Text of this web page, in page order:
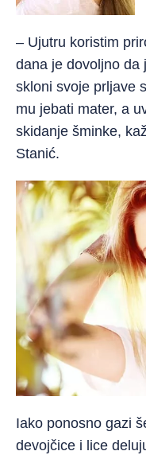
– Ujutru koristim
dana je dovoljno da
skloni svoje prljave
mu jebati mater, a
skidanje šminke,
Stanić.
Iako ponosno gazi
devojčice i lice